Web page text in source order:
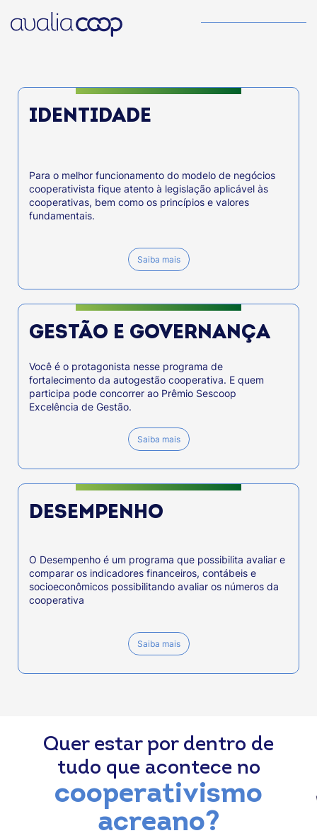
IDENTIDADE
Para o melhor funcionamento do modelo de negócios
cooperativista fique atento à legislação aplicável às
cooperativas, bem como os princípios e valores
fundamentais.
Saiba mais
GESTÃO E GOVERNANÇA
Você é o protagonista nesse programa de
fortalecimento da autogestão cooperativa. E quem
participa pode concorrer ao Prêmio Sescoop
Excelência de Gestão.
Saiba mais
DESEMPENHO
O Desempenho é um programa que possibilita avaliar e
comparar os indicadores financeiros, contábeis e
socioeconômicos possibilitando avaliar os números da
cooperativa
Saiba mais
Quer estar por dentro de
tudo que acontece no
cooperativismo
acreano?